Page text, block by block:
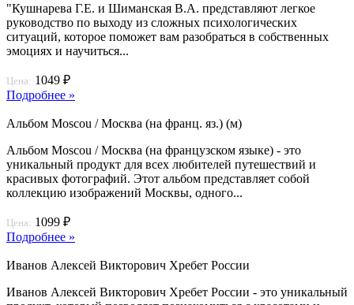
"Кушнарева Г.Е. и Шиманская В.А. представляют легкое
руководство по выходу из сложных психологических
ситуаций, которое поможет вам разобраться в собственных
эмоциях и научиться...
Цена: 1049 ₽
Подробнее »
Альбом Moscou / Москва (на франц. яз.) (м)
Альбом Moscou / Москва (на французском языке) - это
уникальный продукт для всех любителей путешествий и
красивых фотографий. Этот альбом представляет собой
коллекцию изображений Москвы, одного...
Цена: 1099 ₽
Подробнее »
Иванов Алексей Викторович Хребет России
Иванов Алексей Викторович Хребет России - это уникальный